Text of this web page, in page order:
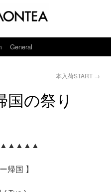
General
本入荷START →
の祭り
帰国 】